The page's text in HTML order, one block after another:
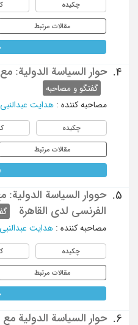
چکیده
مقالات مرتبط
4. حوار السیاسة الدولیة: مع
گفتگو و مصاحبه
مصاحبه کننده : هدایت عبدالنبی
چکیده
مقالات مرتبط
5.
حووار السیاسة الدولیة:
الفرنسی لدی القاهرة
مصاحبه کننده : هدایت عبدالنبی
چکیده
مقالات مرتبط
6. حوار السیاسة الدولیة